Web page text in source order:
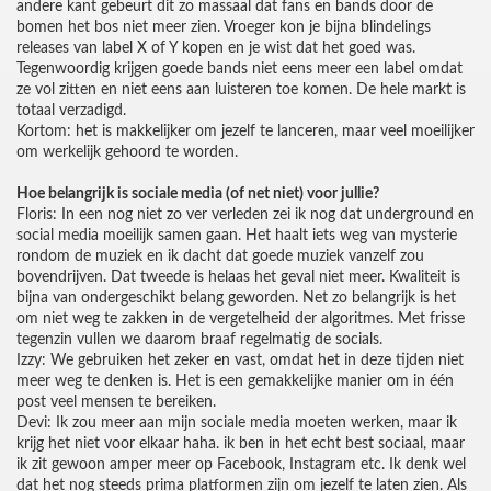
andere kant gebeurt dit zo massaal dat fans en bands door de
bomen het bos niet meer zien. Vroeger kon je bijna blindelings
releases van label X of Y kopen en je wist dat het goed was.
Tegenwoordig krijgen goede bands niet eens meer een label omdat
ze vol zitten en niet eens aan luisteren toe komen. De hele markt is
totaal verzadigd.
Kortom: het is makkelijker om jezelf te lanceren, maar veel moeilijker
om werkelijk gehoord te worden.
Hoe belangrijk is sociale media (of net niet) voor jullie?
Floris: In een nog niet zo ver verleden zei ik nog dat underground en
social media moeilijk samen gaan. Het haalt iets weg van mysterie
rondom de muziek en ik dacht dat goede muziek vanzelf zou
bovendrijven. Dat tweede is helaas het geval niet meer. Kwaliteit is
bijna van ondergeschikt belang geworden. Net zo belangrijk is het
om niet weg te zakken in de vergetelheid der algoritmes. Met frisse
tegenzin vullen we daarom braaf regelmatig de socials.
Izzy: We gebruiken het zeker en vast, omdat het in deze tijden niet
meer weg te denken is. Het is een gemakkelijke manier om in één
post veel mensen te bereiken.
Devi: Ik zou meer aan mijn sociale media moeten werken, maar ik
krijg het niet voor elkaar haha. ik ben in het echt best sociaal, maar
ik zit gewoon amper meer op Facebook, Instagram etc. Ik denk wel
dat het nog steeds prima platformen zijn om jezelf te laten zien. Als